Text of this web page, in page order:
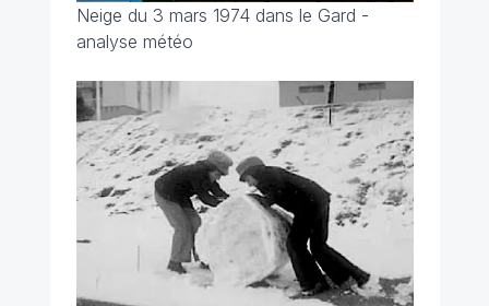
Neige du 3 mars 1974 dans le Gard -
analyse météo